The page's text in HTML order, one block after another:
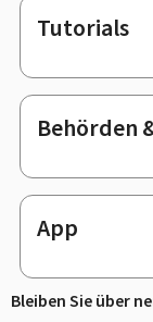
Tutorials
Behörden
App
Bleiben Sie über